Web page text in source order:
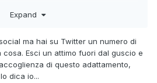
starei mettendo a fulcro della serie
analizzare quel termine,
e prova regina nella "vita
Expand
ma hai su Twitter un numero di
Esci un attimo fuori dal guscio e
di questo adattamento,
dica io...